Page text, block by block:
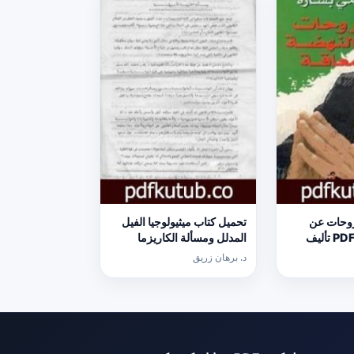
عن
النهضة المعاقة PDF تأليف
[كامل]
تحميل كتاب ميثيولوجيا الفيل
المدلل ومسألة الكاريزما
د. برهان زريق